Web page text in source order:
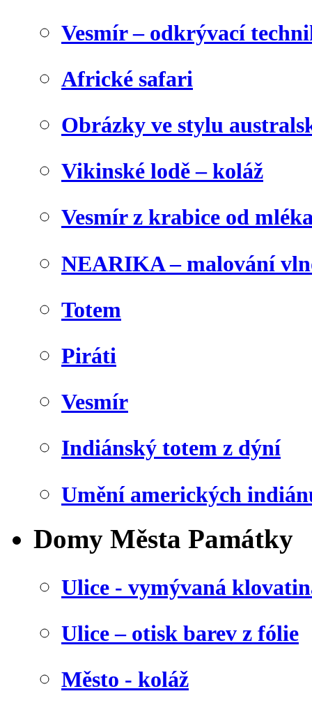
Vesmír – odkrývací
Africké safari
Obrázky ve stylu
Vikinské lodě – koláž
Vesmír z krabice od
NEARIKA – malování
Totem
Piráti
Vesmír
Indiánský totem z dýní
Umění amerických
Domy Města Památky
Ulice - vymývaná
Ulice – otisk barev z fólie
Město - koláž